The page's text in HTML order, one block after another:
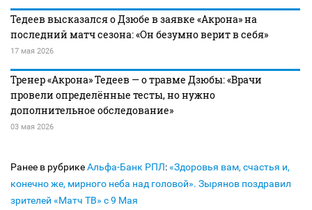
Тедеев высказался о Дзюбе в заявке «Акрона» на
последний матч сезона: «Он безумно верит в себя»
17 мая 2026
Тренер «Акрона» Тедеев — о травме Дзюбы: «Врачи
провели определённые тесты, но нужно
дополнительное обследование»
03 мая 2026
Ранее в рубрикеАльфа-Банк РПЛ:«Здоровья вам, счастья и,
конечно же, мирного неба над головой». Зырянов поздравил
зрителей «Матч ТВ» с 9 Мая